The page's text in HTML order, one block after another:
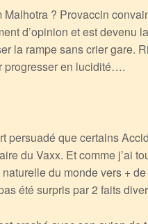
Malhotra ? Provaccin
d’opinion et est devenu
la rampe sans crier gare.
progresser en lucidité….
persuadé que certains
du Vaxx. Et comme j’ai
du monde vers +
été surpris par 2 faits